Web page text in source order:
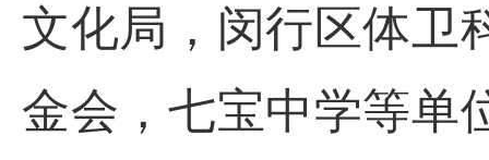
文化局，闵行区体卫
金会，七宝中学等单